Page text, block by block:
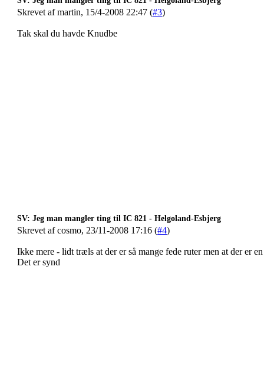
Skrevet af martin, 15/4-2008 22:47 (#3)
Tak skal du havde Knudbe
SV: Jeg man mangler ting til IC 821 - Helgoland-Esbjerg
Skrevet af cosmo, 23/11-2008 17:16 (#4)
Ikke mere - lidt træls at der er så mange fede ruter men at der er
Det er synd